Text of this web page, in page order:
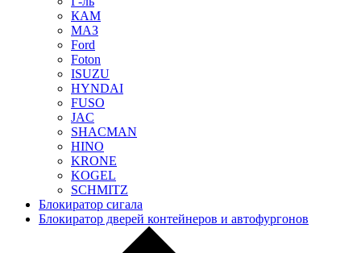
КАМ
МАЗ
Ford
Foton
ISUZU
HYNDAI
FUSO
JAC
SHACMAN
HINO
KRONE
KOGEL
SCHMITZ
Блокиратор сигала
Блокиратор дверей контейнеров и автофургонов